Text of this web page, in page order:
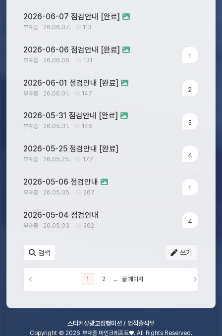
2026-06-07 점검안내 [완료]
부재중 26.06.07. 113
2026-06-06 점검안내 [완료]
부재중 26.06.06. 131
1
2026-06-01 점검안내 [완료]
부재중 26.06.01. 147
2
2026-05-31 점검안내 [완료]
부재중 26.05.31. 146
3
2026-05-25 점검안내 [완료]
부재중 26.05.25. 177
4
2026-05-06 점검안내
부재중 26.05.05. 267
1
2026-05-04 점검안내
부재중 26.05.03. 262
4
검색 쓰기
1 2 ... 끝 페이지
스티커샵광고집행미션 / 업적출석부
Copyright © 2026 부재중 마인크래프트♥. All Rights Reserved.